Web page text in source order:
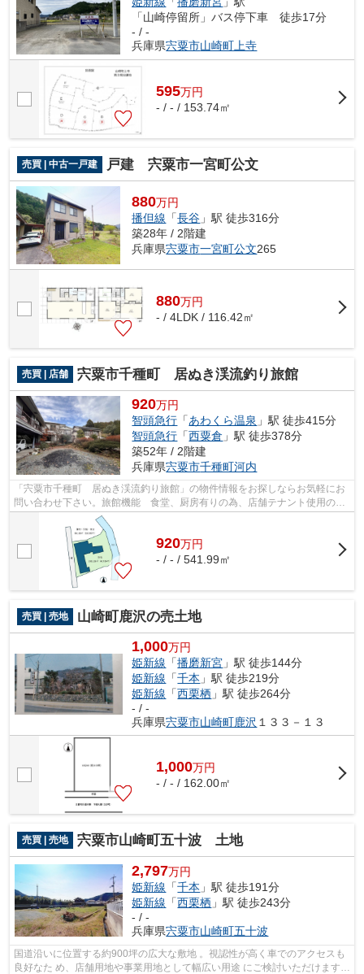
「山崎停留所」バス停下車 徒歩17分
- / -
兵庫県宍粟市山崎町上寺
595万円
- / - / 153.74㎡
売買 | 中古一戸建 戸建 宍粟市一宮町公文
880万円
播但線 「長谷 」駅 徒歩316分
築28年 / 2階建
兵庫県宍粟市一宮町公文265
880万円
- / 4LDK / 116.42㎡
売買 | 店舗 宍粟市千種町 居ぬき渓流釣り旅館
920万円
智頭急行 「あわくら温泉 」駅 徒歩415分
智頭急行 「西粟倉 」駅 徒歩378分
築52年 / 2階建
兵庫県宍粟市千種町河内
「宍粟市千種町 居ぬき渓流釣り旅館」の物件情報をお探しならお気軽にお
問い合わせ下さい。旅館機能 食堂、厨房有りの為、店舗テナント使用の方
は即時使用可能 渓流釣り施設として...
920万円
- / - / 541.99㎡
売買 | 売地 山崎町鹿沢の売土地
1,000万円
姫新線 「播磨新宮 」駅 徒歩144分
姫新線 「千本 」駅 徒歩219分
姫新線 「西栗栖 」駅 徒歩264分
- / -
兵庫県宍粟市山崎町鹿沢 １３３－１３
1,000万円
- / - / 162.00㎡
売買 | 売地 宍粟市山崎町五十波 土地
2,797万円
姫新線 「千本 」駅 徒歩191分
姫新線 「西栗栖 」駅 徒歩243分
- / -
兵庫県宍粟市山崎町五十波
国道沿いに位置する約900坪の広⼤な敷地 。視認性が⾼く⾞でのアクセスも
良好なた め、店舗⽤地や事業⽤地として幅広い⽤途 にご検討いただけます。